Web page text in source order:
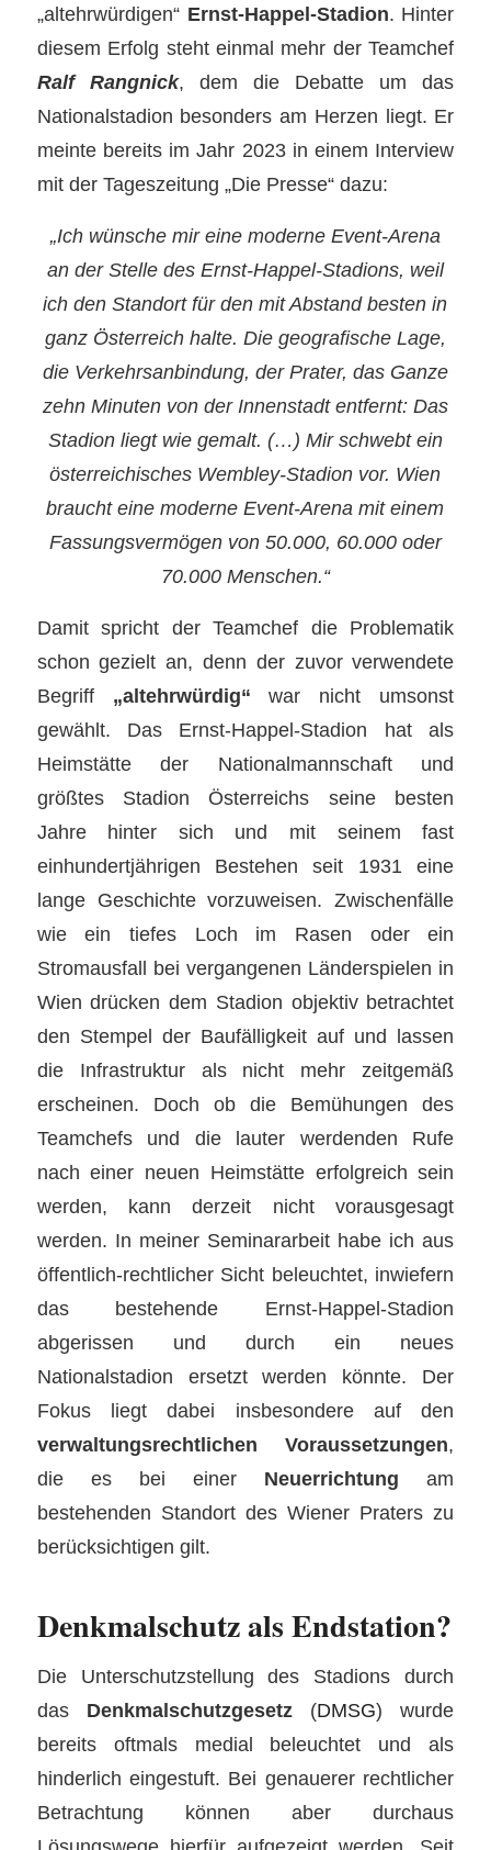
„altehrwürdigen“ Ernst-Happel-Stadion. Hinter
diesem Erfolg steht einmal mehr der Teamchef
Ralf Rangnick, dem die Debatte um das
Nationalstadion besonders am Herzen liegt. Er
meinte bereits im Jahr 2023 in einem Interview
mit der Tageszeitung „Die Presse“ dazu:
„Ich wünsche mir eine moderne Event-Arena
an der Stelle des Ernst-Happel-Stadions, weil
ich den Standort für den mit Abstand besten in
ganz Österreich halte. Die geografische Lage,
die Verkehrsanbindung, der Prater, das Ganze
zehn Minuten von der Innenstadt entfernt: Das
Stadion liegt wie gemalt. (…) Mir schwebt ein
österreichisches Wembley-Stadion vor. Wien
braucht eine moderne Event-Arena mit einem
Fassungsvermögen von 50.000, 60.000 oder
70.000 Menschen.“
Damit spricht der Teamchef die Problematik
schon gezielt an, denn der zuvor verwendete
Begriff „altehrwürdig“ war nicht umsonst
gewählt. Das Ernst-Happel-Stadion hat als
Heimstätte der Nationalmannschaft und
größtes Stadion Österreichs seine besten
Jahre hinter sich und mit seinem fast
einhundertjährigen Bestehen seit 1931 eine
lange Geschichte vorzuweisen. Zwischenfälle
wie ein tiefes Loch im Rasen oder ein
Stromausfall bei vergangenen Länderspielen in
Wien drücken dem Stadion objektiv betrachtet
den Stempel der Baufälligkeit auf und lassen
die Infrastruktur als nicht mehr zeitgemäß
erscheinen. Doch ob die Bemühungen des
Teamchefs und die lauter werdenden Rufe
nach einer neuen Heimstätte erfolgreich sein
werden, kann derzeit nicht vorausgesagt
werden. In meiner Seminararbeit habe ich aus
öffentlich-rechtlicher Sicht beleuchtet, inwiefern
das bestehende Ernst-Happel-Stadion
abgerissen und durch ein neues
Nationalstadion ersetzt werden könnte. Der
Fokus liegt dabei insbesondere auf den
verwaltungsrechtlichen Voraussetzungen,
die es bei einer Neuerrichtung am
bestehenden Standort des Wiener Praters zu
berücksichtigen gilt.
Denkmalschutz als Endstation?
Die Unterschutzstellung des Stadions durch
das Denkmalschutzgesetz(DMSG) wurde
bereits oftmals medial beleuchtet und als
hinderlich eingestuft. Bei genauerer rechtlicher
Betrachtung können aber durchaus